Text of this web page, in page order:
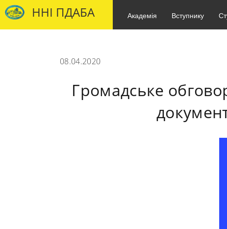
ННІ ПДАБА Академія Вступнику
08.04.2020
Громадське